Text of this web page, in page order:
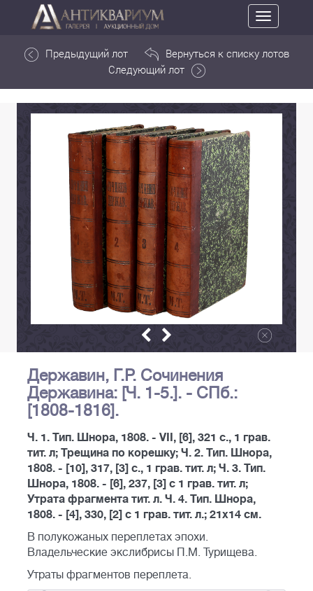
Toggle
navigation
Предыдущий лот
Вернуться к списку лотов
Следующий лот
Державин, Г.Р. Сочинения
Державина: [Ч. 1-5.]. - СПб.:
[1808-1816].
Ч. 1. Тип. Шнора, 1808. - VII, [6], 321 с., 1 грав.
тит. л; Трещина по корешку; Ч. 2. Тип. Шнора,
1808. - [10], 317, [3] с., 1 грав. тит. л; Ч. 3. Тип.
Шнора, 1808. - [6], 237, [3] с 1 грав. тит. л;
Утрата фрагмента тит. л. Ч. 4. Тип. Шнора,
1808. - [4], 330, [2] с 1 грав. тит. л.; 21х14 см.
В полукожаных переплетах эпохи.
Владельческие экслибрисы П.М. Турищева.
Утраты фрагментов переплета.